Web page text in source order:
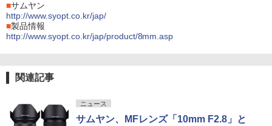
■サムヤン
http://www.syopt.co.kr/jap/
■製品情報
http://www.syopt.co.kr/jap/product/8mm.asp
関連記事
ニュース
サムヤン、MFレンズ「10mm F2.8」と